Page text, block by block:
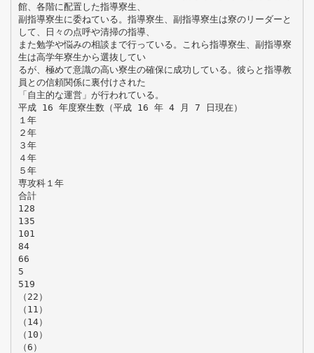
館、各階に配置した指導寮生、
副指導寮生に委ねている。指導寮生、副指導寮生は寮のリーダーと
して、日々の点呼や清掃の指導、
また勉学や悩みの相談まで行っている。これら指導寮生、副指導寮
生は高学年寮生から選抜してい
るが、極めて意識の高い寮生の確保に成功している。彼らと指導教
員との信頼関係に裏付けされた
「自主的な運営」が行われている。
平成 16 年度寮生数（平成 16 年 4 月 7 日現在）
１年
２年
３年
４年
５年
専攻科１年
合計
128
135
101
84
66
5
519
（22）
（11）
（14）
（10）
（6）